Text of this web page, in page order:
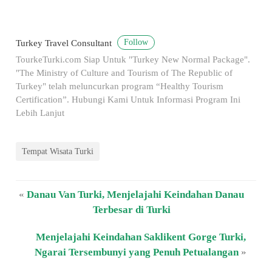
Turkey Travel Consultant Follow
TourkeTurki.com Siap Untuk "Turkey New Normal Package".
"The Ministry of Culture and Tourism of The Republic of
Turkey" telah meluncurkan program “Healthy Tourism
Certification”. Hubungi Kami Untuk Informasi Program Ini
Lebih Lanjut
Tempat Wisata Turki
« Danau Van Turki, Menjelajahi Keindahan Danau
Terbesar di Turki
Menjelajahi Keindahan Saklikent Gorge Turki,
Ngarai Tersembunyi yang Penuh Petualangan»